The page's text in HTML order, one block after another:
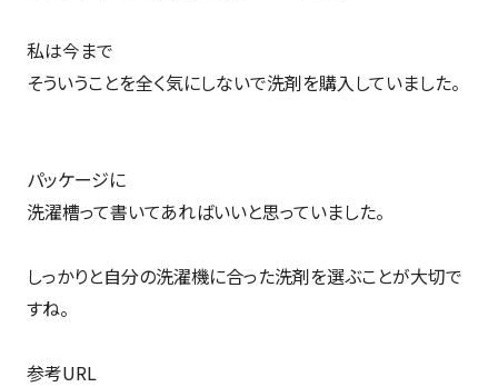
私は今まで
そういうことを全く気にしないで洗剤を購入していました。
パッケージに
洗濯槽って書いてあればいいと思っていました。
しっかりと自分の洗濯機に合った洗剤を選ぶことが大切で
すね。
参考URL